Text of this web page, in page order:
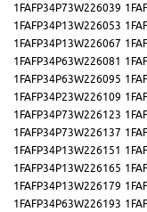
1FAFP34P73W226039
1FAFP34P13W226053
1FAFP34P13W226067
1FAFP34P63W226081
1FAFP34P63W226095
1FAFP34P23W226109
1FAFP34P73W226123
1FAFP34P73W226137
1FAFP34P13W226151
1FAFP34P13W226165
1FAFP34P13W226179
1FAFP34P63W226193